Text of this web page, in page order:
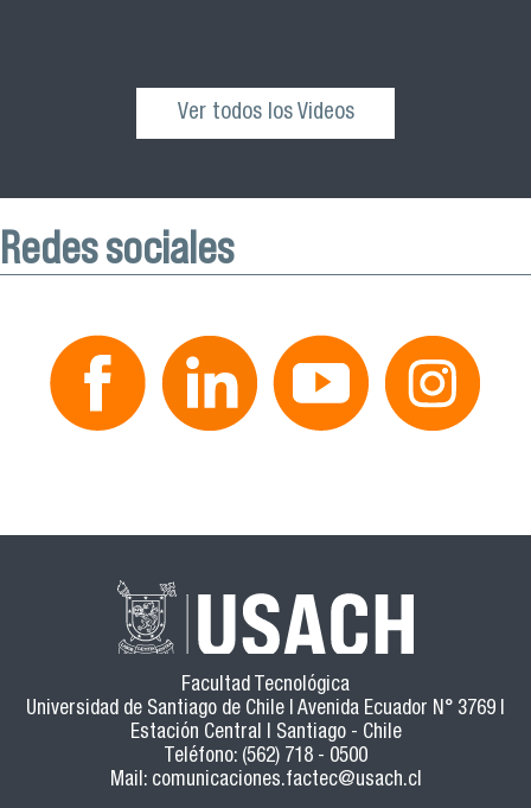
Ver todos los Videos
Redes sociales
Facultad Tecnológica
Universidad de Santiago de Chile | Avenida Ecuador N° 3769 |
Estación Central | Santiago - Chile
Teléfono: (562) 718 - 0500
Mail: comunicaciones.factec@usach.cl